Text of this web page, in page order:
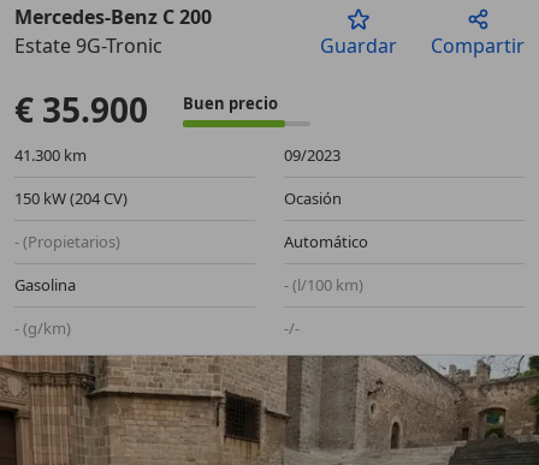
Anterior
Mercedes-Benz C 200
Estate 9G-Tronic
Guardar Compartir
€ 35.900 Buen precio
41.300 km
09/2023
150 kW (204 CV)
Ocasión
- (Propietarios)
Automático
Gasolina
- (l/100 km)
- (g/km)
-/-